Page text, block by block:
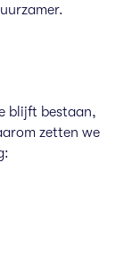
blijft bestaan,
zetten we